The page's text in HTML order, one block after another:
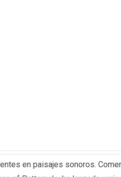
en paisajes sonoros.